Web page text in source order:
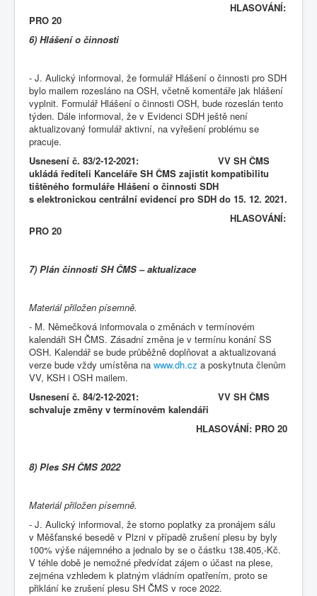
HLASOVÁNÍ:
PRO 20
6) Hlášení o činnosti
- J. Aulický informoval, že formulář Hlášení o činnosti pro SDH
bylo mailem rozesláno na OSH, včetně komentáře jak hlášení
vyplnit. Formulář Hlášení o činnosti OSH, bude rozeslán tento
týden. Dále informoval, že v Evidenci SDH ještě není
aktualizovaný formulář aktivní, na vyřešení problému se
pracuje.
Usnesení č. 83/2-12-2021: VV SH ČMS
ukládá řediteli Kanceláře SH ČMS zajistit kompatibilitu
tištěného formuláře Hlášení o činnosti SDH
s elektronickou centrální evidencí pro SDH do 15. 12. 2021.
HLASOVÁNÍ:
PRO 20
7) Plán činnosti SH ČMS – aktualizace
Materiál přiložen písemně.
- M. Němečková informovala o změnách v termínovém
kalendáři SH ČMS. Zásadní změna je v termínu konání SS
OSH. Kalendář se bude průběžně doplňovat a aktualizovaná
verze bude vždy umístěna na www.dh.cz a poskytnuta členům
VV, KSH i OSH mailem.
Usnesení č. 84/2-12-2021: VV SH ČMS
schvaluje změny v termínovém kalendáři
HLASOVÁNÍ: PRO 20
8) Ples SH ČMS 2022
Materiál přiložen písemně.
- J. Aulický informoval, že storno poplatky za pronájem sálu
v Měšťanské besedě v Plzni v případě zrušení plesu by byly
100% výše nájemného a jednalo by se o částku 138.405,-Kč.
V téhle době je nemožné předvídat zájem o účast na plese,
zejména vzhledem k platným vládním opatřením, proto se
přiklání ke zrušení plesu SH ČMS v roce 2022.